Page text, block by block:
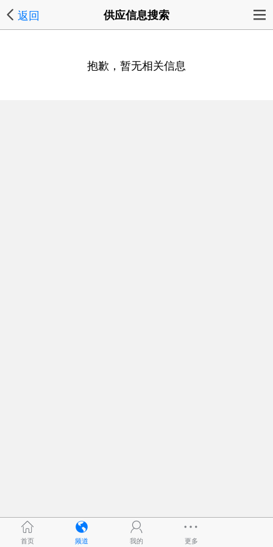
返回 供应信息搜索
抱歉，暂无相关信息
首页 频道 我的 更多